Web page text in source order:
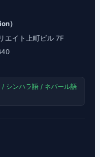
）
エイト上町ビル 7F
シンハラ語 / ネパール語